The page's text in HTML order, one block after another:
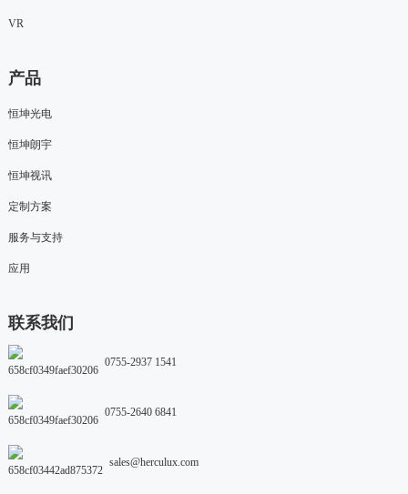
VR
产品
恒坤光电
恒坤朗宇
恒坤视讯
定制方案
服务与支持
应用
联系我们
0755-2937 1541
0755-2640 6841
sales@herculux.com